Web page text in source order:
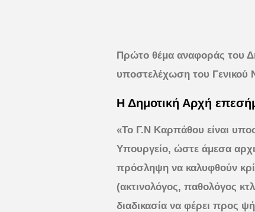
Πρώτο θέμα αναφοράς του
υποστελέχωση του Γενικού
Η Δημοτική Αρχή
«Το Γ.Ν Καρπάθου είναι
Υπουργείο, ώστε άμεσα
πρόσληψη να καλυφθούν
(ακτινολόγος, παθολόγος
διαδικασία να φέρει προς